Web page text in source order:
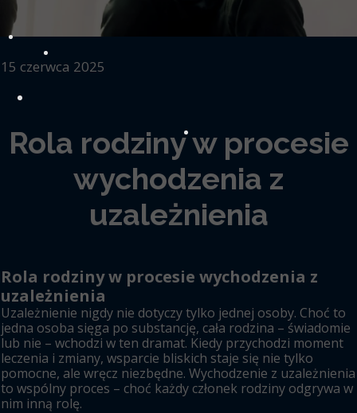
15 czerwca 2025
Rola rodziny w procesie
wychodzenia z
uzależnienia
Rola rodziny w procesie wychodzenia z
uzależnienia
Uzależnienie nigdy nie dotyczy tylko jednej osoby. Choć to
jedna osoba sięga po substancję, cała rodzina – świadomie
lub nie – wchodzi w ten dramat. Kiedy przychodzi moment
leczenia i zmiany, wsparcie bliskich staje się nie tylko
pomocne, ale wręcz niezbędne. Wychodzenie z uzależnienia
to wspólny proces – choć każdy członek rodziny odgrywa w
nim inną rolę.